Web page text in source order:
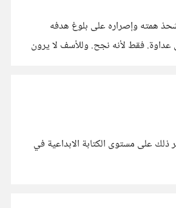
همته وإصراره على بلوغ هدفه
فقط لأنه نجح. وللأسف لا يرون
ذلك على مستوى الكتابة الابداعية في